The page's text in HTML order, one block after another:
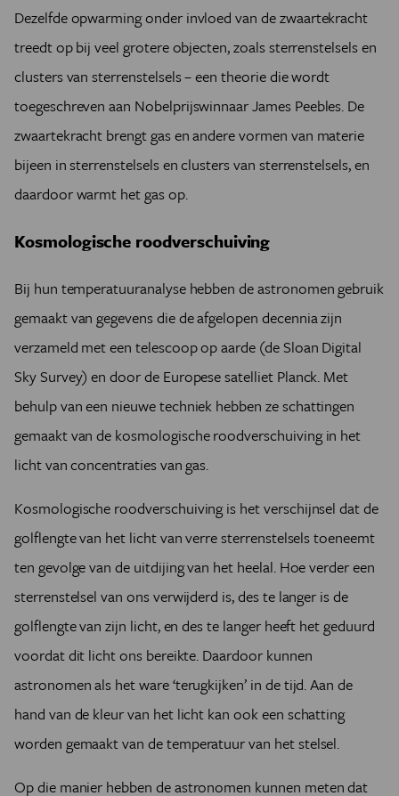
Dezelfde opwarming onder invloed van de zwaartekracht
treedt op bij veel grotere objecten, zoals sterrenstelsels en
clusters van sterrenstelsels – een theorie die wordt
toegeschreven aan Nobelprijswinnaar James Peebles. De
zwaartekracht brengt gas en andere vormen van materie
bijeen in sterrenstelsels en clusters van sterrenstelsels, en
daardoor warmt het gas op.
Kosmologische roodverschuiving
Bij hun temperatuuranalyse hebben de astronomen gebruik
gemaakt van gegevens die de afgelopen decennia zijn
verzameld met een telescoop op aarde (de Sloan Digital
Sky Survey) en door de Europese satelliet Planck. Met
behulp van een nieuwe techniek hebben ze schattingen
gemaakt van de kosmologische roodverschuiving in het
licht van concentraties van gas.
Kosmologische roodverschuiving is het verschijnsel dat de
golflengte van het licht van verre sterrenstelsels toeneemt
ten gevolge van de uitdijing van het heelal. Hoe verder een
sterrenstelsel van ons verwijderd is, des te langer is de
golflengte van zijn licht, en des te langer heeft het geduurd
voordat dit licht ons bereikte. Daardoor kunnen
astronomen als het ware ‘terugkijken’ in de tijd. Aan de
hand van de kleur van het licht kan ook een schatting
worden gemaakt van de temperatuur van het stelsel.
Op die manier hebben de astronomen kunnen meten dat